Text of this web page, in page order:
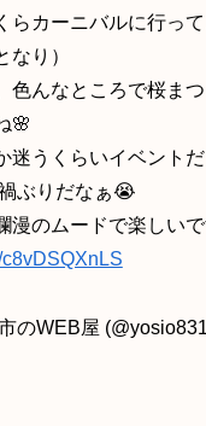
らカーニバルに行って
なり）
色んなところで桜ま
🌸
迷うくらいイベント
ぶりだなぁ😭
漫のムードで楽しい
のWEB屋